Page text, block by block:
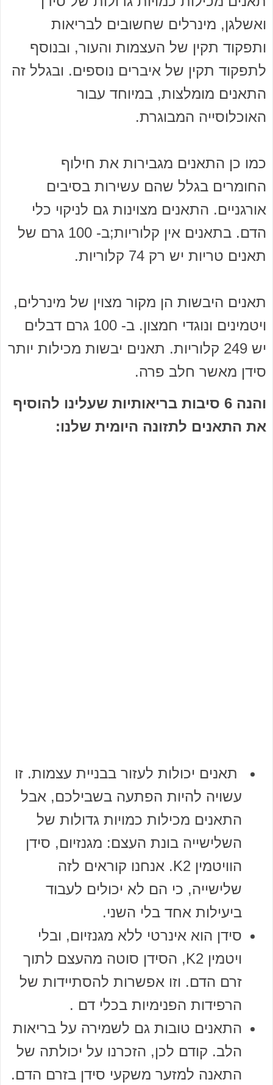
ואשלגן, מינרלים שחשובים לבריאות
ותפקוד תקין של העצמות והעור, ובנוסף
לתפקוד תקין של איברים נוספים. ובגלל זה
התאנים מומלצות, במיוחד עבור
האוכלוסייה המבוגרת.
כמו כן התאנים מגבירות את חילוף
החומרים בגלל שהם עשירות בסיבים
אורגניים. התאנים מצוינות גם לניקוי כלי
הדם. בתאנים אין קלוריות;ב- 100 גרם של
תאנים טריות יש רק 74 קלוריות.
תאנים היבשות הן מקור מצוין של מינרלים,
ויטמינים ונוגדי חמצון. ב- 100 גרם דבלים
יש 249 קלוריות. תאנים יבשות מכילות יותר
סידן מאשר חלב פרה.
והנה 6 סיבות בריאותיות שעלינו להוסיף
את התאנים לתזונה היומית שלנו:
תאנים יכולות לעזור בבניית עצמות. זו
עשויה להיות הפתעה בשבילכם, אבל
התאנים מכילות כמויות גדולות של
השלישייה בונת העצם: מגנזיום, סידן
הוויטמין K2. אנחנו קוראים לזה
שלישייה, כי הם לא יכולים לעבוד
ביעילות אחד בלי השני.
סידן הוא אינרטי ללא מגנזיום, ובלי
ויטמין K2, הסידן סוטה מהעצם לתוך
זרם הדם. וזו אפשרות להסתיידות של
הרפידות הפנימיות בכלי דם .
התאנים טובות גם לשמירה על בריאות
הלב. קודם לכן, הזכרנו על יכולתה של
התאנה למזער משקעי סידן בזרם הדם.